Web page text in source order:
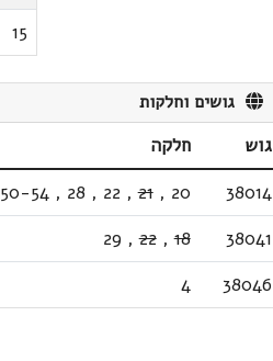
15
גושים וחלקות
גוש
חלקה
38014
20
,
21
,
22
,
28
,
50-54
38041
18
,
22
,
29
38046
4